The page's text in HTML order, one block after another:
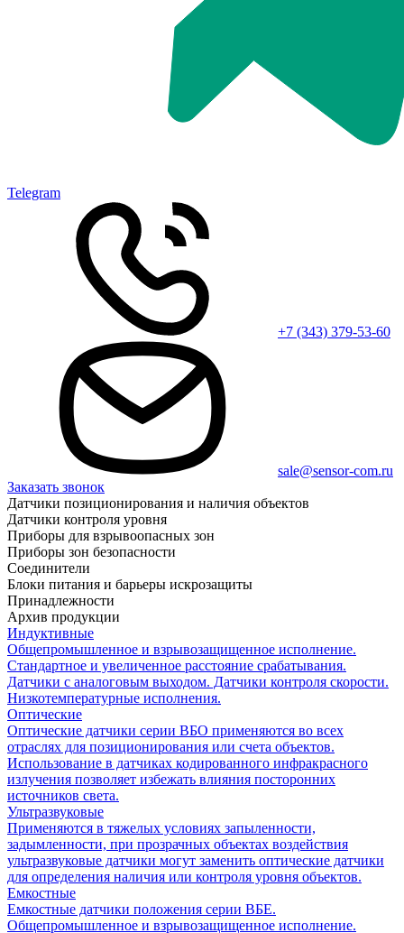
Telegram
+7 (343) 379-53-60
sale@sensor-com.ru
Заказать звонок
Датчики позиционирования и наличия объектов
Датчики контроля уровня
Приборы для взрывоопасных зон
Приборы зон безопасности
Соединители
Блоки питания и барьеры искрозащиты
Принадлежности
Архив продукции
Индуктивные
Общепромышленное и взрывозащищенное исполнение.
Стандартное и увеличенное расстояние срабатывания.
Датчики с аналоговым выходом. Датчики контроля скорости.
Низкотемпературные исполнения.
Оптические
Оптические датчики серии ВБО применяются во всех
отраслях для позиционирования или счета объектов.
Использование в датчиках кодированного инфракрасного
излучения позволяет избежать влияния посторонних
источников света.
Ультразвуковые
Применяются в тяжелых условиях запыленности,
задымленности, при прозрачных объектах воздействия
ультразвуковые датчики могут заменить оптические датчики
для определения наличия или контроля уровня объектов.
Емкостные
Емкостные датчики положения серии ВБЕ.
Общепромышленное и взрывозащищенное исполнение.